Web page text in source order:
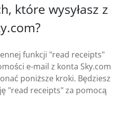
które wysyłasz z
funkcji "read receipts"
e-mail z konta Sky.com
poniższe kroki. Będziesz
"read receipts" za pomocą